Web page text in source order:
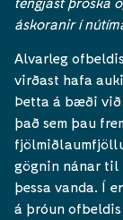
áskoranir í
Alvarleg
virðast hafa
Þetta á bæði við
það sem þau
gögnin nánar til
þessa vanda. Í
á þróun